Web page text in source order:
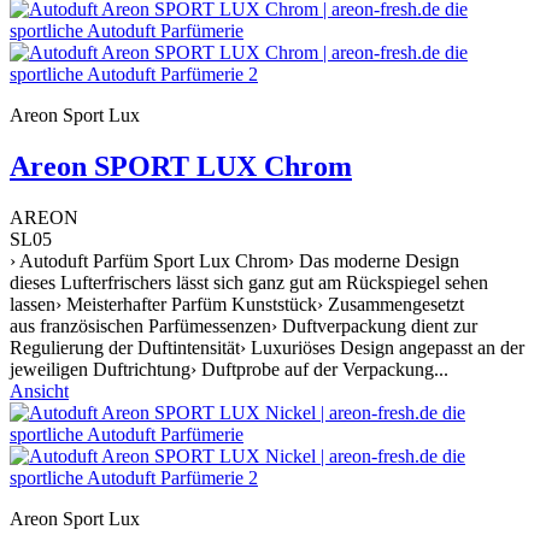
Areon Sport Lux
Areon SPORT LUX Chrom
AREON
SL05
› Autoduft Parfüm Sport Lux Chrom› Das moderne Design
dieses Lufterfrischers lässt sich ganz gut am Rückspiegel sehen
lassen› Meisterhafter Parfüm Kunststück› Zusammengesetzt
aus französischen Parfümessenzen› Duftverpackung dient zur
Regulierung der Duftintensität› Luxuriöses Design angepasst an der
jeweiligen Duftrichtung› Duftprobe auf der Verpackung...
Ansicht
Areon Sport Lux